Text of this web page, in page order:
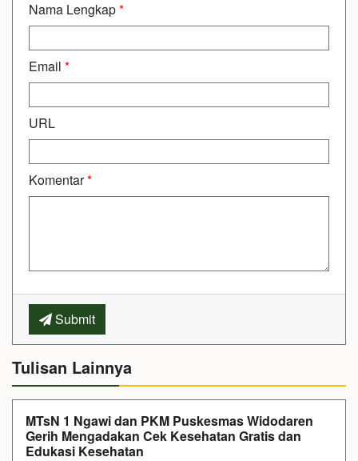
Nama Lengkap*
Email *
URL
Komentar*
Submit
Tulisan Lainnya
MTsN 1 Ngawi dan PKM Puskesmas Widodaren
Gerih Mengadakan Cek Kesehatan Gratis dan
Edukasi Kesehatan